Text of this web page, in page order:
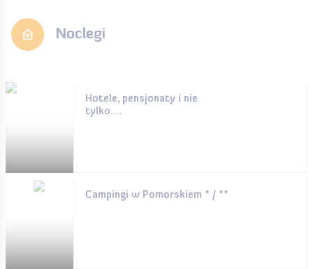
Noclegi
Hotele, pensjonaty i nie
tylko....
Campingi w Pomorskiem * / **